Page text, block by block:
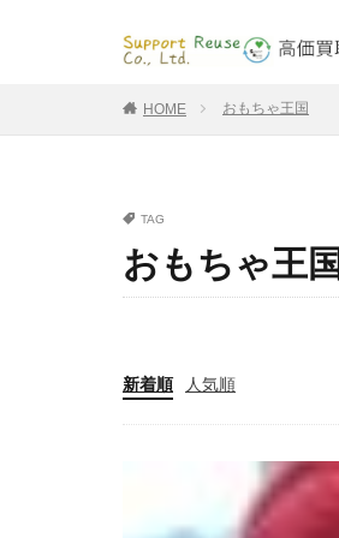
HOME おもちゃ王国
TAG
おもちゃ王国
新着順 人気順